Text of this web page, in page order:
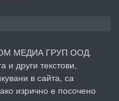
преди 4 дни
НА МЕБЕЛИ.
МЕДИА ГРУП ООД.
и други текстови,
в сайта, са
изрично е посочено